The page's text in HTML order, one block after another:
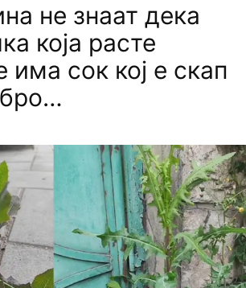
не знаат дека
која расте
има сок кој е скап